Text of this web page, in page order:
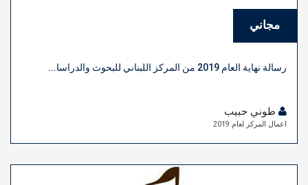
مجاني
رسالة نهاية العام 2019 من المركز اللبناني للبحوث والدراسا...
اعمال المركز لعام 2019